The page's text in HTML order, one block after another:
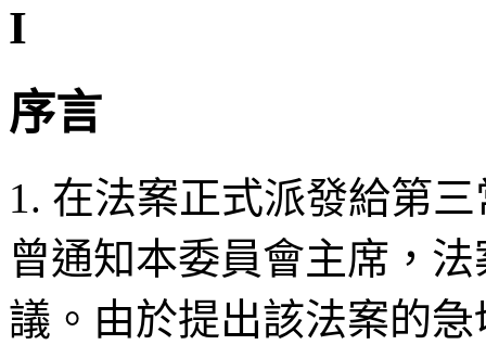
I
序言
1. 在法案正式派發給第
曾通知本委員會主席，
議。由於提出該法案的